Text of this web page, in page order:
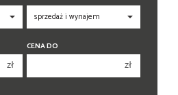
zł
CENA DO
zł